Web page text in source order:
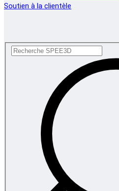
Soutien à la clientèle